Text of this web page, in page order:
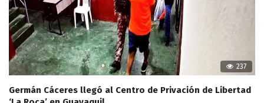
237
Germán Cáceres llegó al Centro de Privación de Libertad